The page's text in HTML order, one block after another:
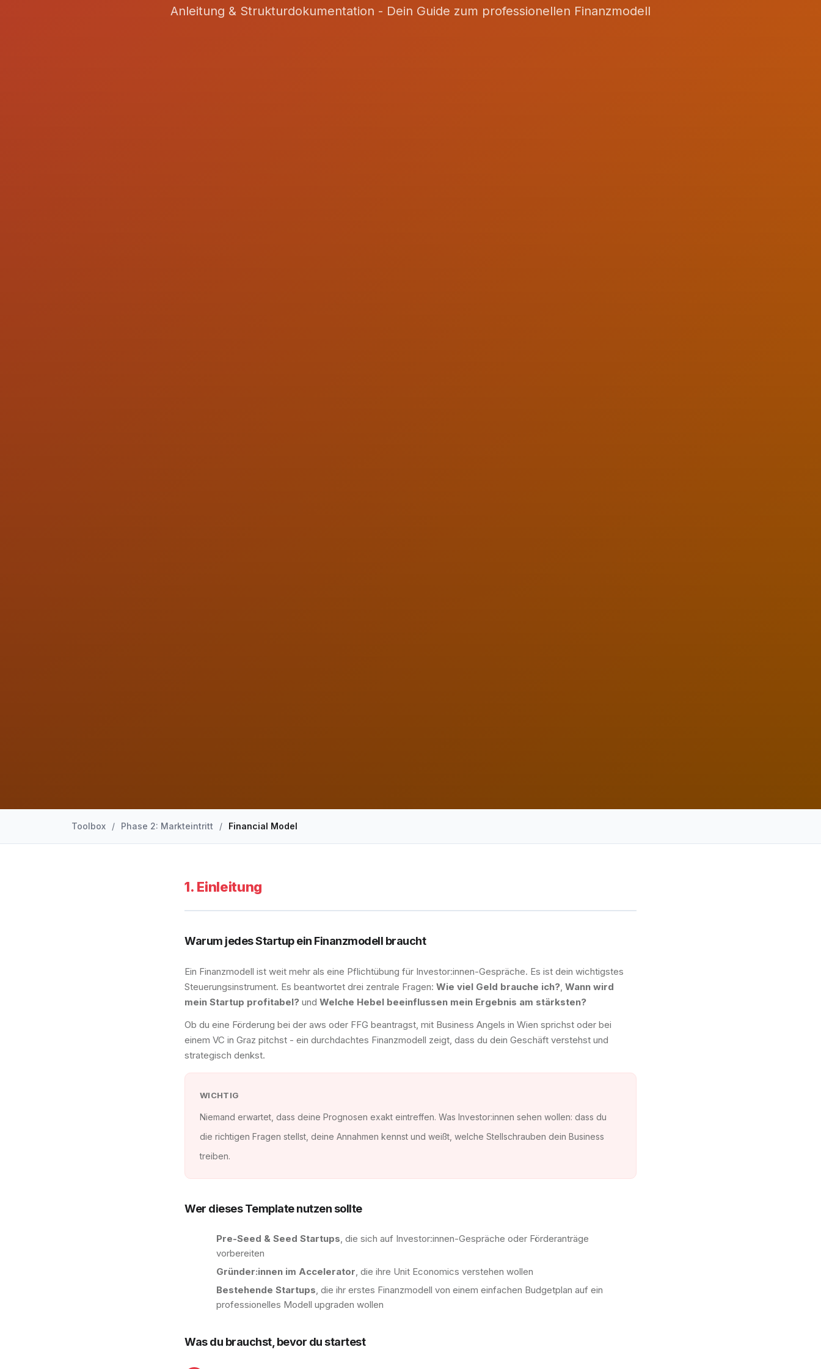
Anleitung & Strukturdokumentation - Dein Guide zum professionellen Finanzmodell
Toolbox / Phase 2: Markteintritt / Financial Model
1. Einleitung
Warum jedes Startup ein Finanzmodell braucht
Ein Finanzmodell ist weit mehr als eine Pflichtübung für Investor:innen-Gespräche. Es ist dein wichtigstes
Steuerungsinstrument. Es beantwortet drei zentrale Fragen: Wie viel Geld brauche ich?, Wann wird
mein Startup profitabel? und Welche Hebel beeinflussen mein Ergebnis am stärksten?
Ob du eine Förderung bei der aws oder FFG beantragst, mit Business Angels in Wien sprichst oder bei
einem VC in Graz pitchst - ein durchdachtes Finanzmodell zeigt, dass du dein Geschäft verstehst und
strategisch denkst.
WICHTIG
Niemand erwartet, dass deine Prognosen exakt eintreffen. Was Investor:innen sehen wollen: dass du
die richtigen Fragen stellst, deine Annahmen kennst und weißt, welche Stellschrauben dein Business
treiben.
Wer dieses Template nutzen sollte
Pre-Seed & Seed Startups, die sich auf Investor:innen-Gespräche oder Förderanträge
vorbereiten
Gründer:innen im Accelerator, die ihre Unit Economics verstehen wollen
Bestehende Startups, die ihr erstes Finanzmodell von einem einfachen Budgetplan auf ein
professionelles Modell upgraden wollen
Was du brauchst, bevor du startest